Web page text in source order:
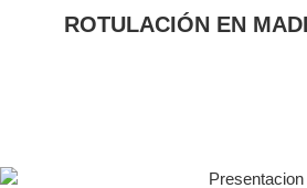
ROTULACIÓN EN